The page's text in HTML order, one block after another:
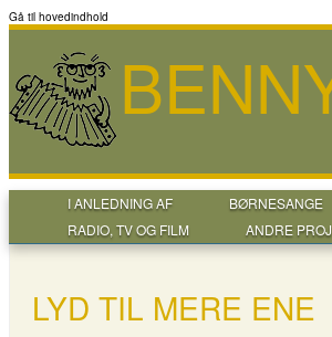
Gå til hovedindhold
I ANLEDNING AF BØRNESANGE
RADIO, TV OG FILM
ANDRE
LYD TIL MERE ENE